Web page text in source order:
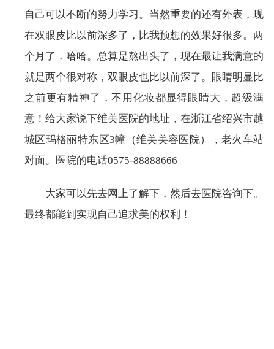
自己可以不断的努力学习。当然重要的还有外表，现
在双眼皮比以前深多了，比我预想的效果好很多。两
个月了，哈哈。总算是熬出头了，现在最让我满意的
就是两个很对称，双眼皮也比以前深了。眼睛明显比
之前更有精神了，不用化妆都显得眼睛大，超级满
意！给大家说下维美医院的地址，在浙江省绍兴市越
城区玛格丽特东区3幢（维美美容医院），老火车站
对面。医院的电话0575-88888666
大家可以先去网上了解下，然后去医院咨询下。
最终都能到实现自己追求美的权利！